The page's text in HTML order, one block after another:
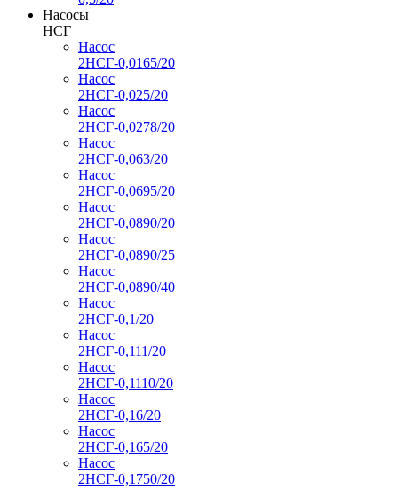
Насосы
НСГ
Насос
2НСГ-0,0165/20
Насос
2НСГ-0,025/20
Насос
2НСГ-0,0278/20
Насос
2НСГ-0,063/20
Насос
2НСГ-0,0695/20
Насос
2НСГ-0,0890/20
Насос
2НСГ-0,0890/25
Насос
2НСГ-0,0890/40
Насос
2НСГ-0,1/20
Насос
2НСГ-0,111/20
Насос
2НСГ-0,1110/20
Насос
2НСГ-0,16/20
Насос
2НСГ-0,165/20
Насос
2НСГ-0,1750/20